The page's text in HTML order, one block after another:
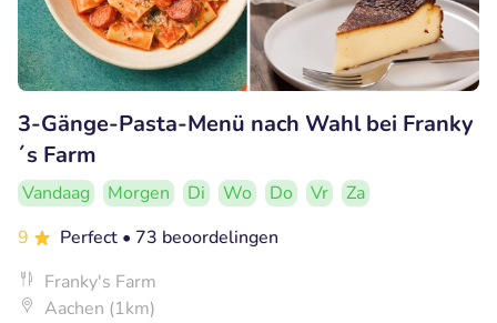
3-Gänge-Pasta-Menü nach Wahl bei Franky
´s Farm
Vandaag Morgen Di Wo Do Vr
Za
9
Perfect • 73 beoordelingen
Franky's Farm
Aachen (1km)